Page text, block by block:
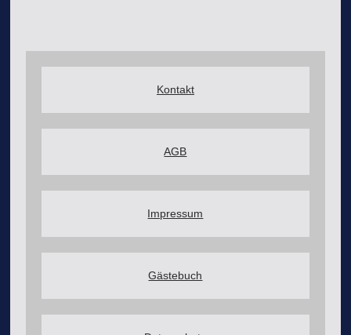
Kontakt
AGB
Impressum
Gästebuch